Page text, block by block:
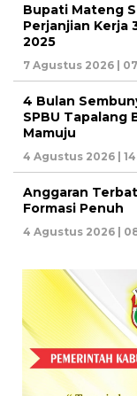
Bupati Mateng
Perjanjian Kerja
2025
7 Agustus 2026 |
4 Bulan
SPBU Tapalang
Mamuju
4 Agustus 2026 |
Anggaran
Formasi Penuh
4 Agustus 2026 |